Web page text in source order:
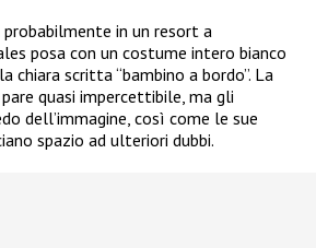
in un resort a
posa con un costume intero bianco
chiara scritta “bambino a bordo”. La
quasi impercettibile, ma gli
dell’immagine, così come le sue
spazio ad ulteriori dubbi.